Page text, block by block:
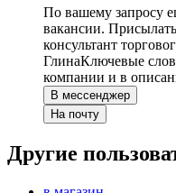
По вашему запросу
вакансии.
консультант
ГлинаКлючевые
компании и в
В мессенджер
На почту
Другие